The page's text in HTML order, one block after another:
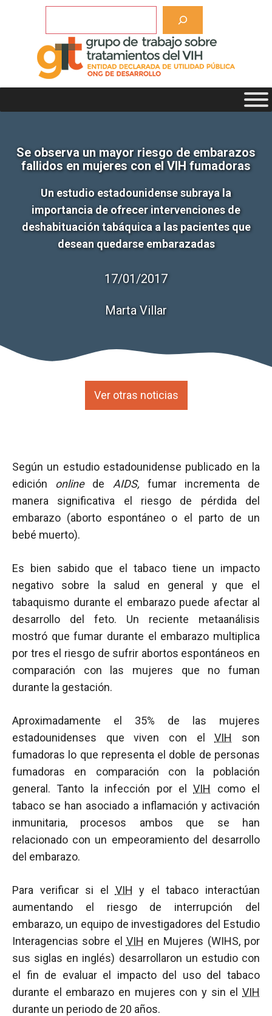
Se observa un mayor riesgo de embarazos
fallidos en mujeres con el VIH fumadoras
Un estudio estadounidense subraya la
importancia de ofrecer intervenciones de
deshabituación tabáquica a las pacientes que
desean quedarse embarazadas
17/01/2017
Marta Villar
Ver otras noticias
Según un estudio estadounidense publicado en la
edición onlinede AIDS, fumar incrementa de
manera significativa el riesgo de pérdida del
embarazo (aborto espontáneo o el parto de un
bebé muerto).
Es bien sabido que el tabaco tiene un impacto
negativo sobre la salud en general y que el
tabaquismo durante el embarazo puede afectar al
desarrollo del feto. Un reciente metaanálisis
mostró que fumar durante el embarazo multiplica
por tres el riesgo de sufrir abortos espontáneos en
comparación con las mujeres que no fuman
durante la gestación.
Aproximadamente el 35% de las mujeres
estadounidenses que viven con elVIH
son
fumadoras lo que representa el doble de personas
fumadoras en comparación con la población
general. Tanto la infección por elVIH
como el
tabaco se han asociado a inflamación y activación
inmunitaria, procesos ambos que se han
relacionado con un empeoramiento del desarrollo
del embarazo.
Para verificar si el VIH y el tabaco interactúan
aumentando el riesgo de interrupción del
embarazo, un equipo de investigadores del Estudio
Interagencias sobre el VIH en Mujeres (WIHS, por
sus siglas en inglés) desarrollaron un estudio con
el fin de evaluar el impacto del uso del tabaco
durante el embarazo en mujeres con y sin el VIH
durante un periodo de 20 años.